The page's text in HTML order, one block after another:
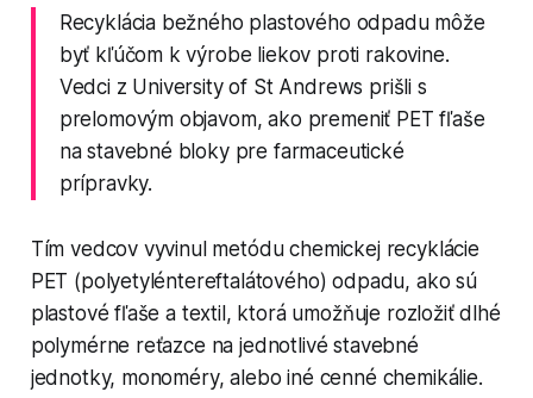
Recyklácia bežného plastového odpadu môže
byť kľúčom k výrobe liekov proti rakovine.
Vedci z University of St Andrews prišli s
prelomovým objavom, ako premeniť PET fľaše
na stavebné bloky pre farmaceutické
prípravky.
Tím vedcov vyvinul metódu chemickej recyklácie
PET (polyetyléntereftalátového) odpadu, ako sú
plastové fľaše a textil, ktorá umožňuje rozložiť dlhé
polymérne reťazce na jednotlivé stavebné
jednotky, monoméry, alebo iné cenné chemikálie.